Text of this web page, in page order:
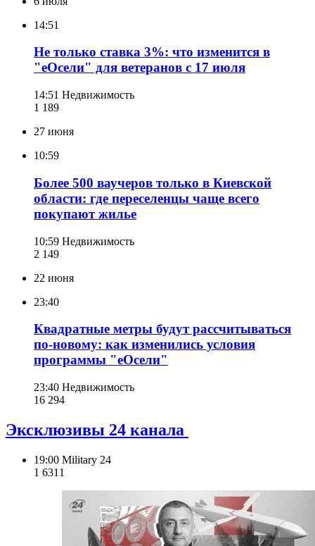
14:51
Не только ставка 3%: что изменится в
"еОсели" для ветеранов с 17 июля
14:51 Недвижимость
1 189
27 июня
10:59
Более 500 ваучеров только в Киевской
области: где переселенцы чаще всего
покупают жилье
10:59 Недвижимость
2 149
22 июня
23:40
Квадратные метры будут рассчитываться
по-новому: как изменились условия
программы "еОсели"
23:40 Недвижимость
16 294
Эксклюзивы 24 канала
19:00 Military 24
1 631 1